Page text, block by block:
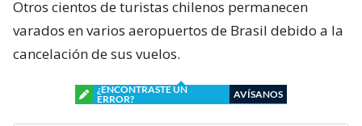
Otros cientos de turistas chilenos permanecen
varados en varios aeropuertos de Brasil debido a la
cancelación de sus vuelos.
¿ENCONTRASTE UN
ERROR?
AVÍSANOS